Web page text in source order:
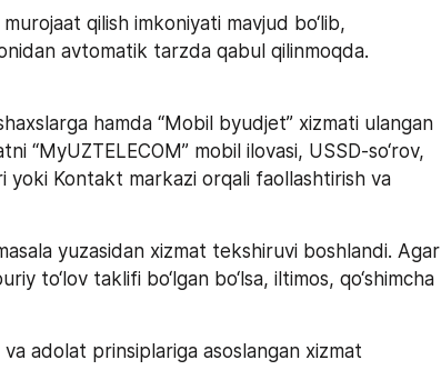
qilish imkoniyati mavjud bo‘lib,
avtomatik tarzda qabul qilinmoqda.
hamda “Mobil byudjet” xizmati ulangan
“MyUZTELECOM” mobil ilovasi, USSD-so‘rov,
yoki Kontakt markazi orqali faollashtirish va
yuzasidan xizmat tekshiruvi boshlandi. Agar
to‘lov taklifi bo‘lgan bo‘lsa, iltimos, qo‘shimcha
adolat prinsiplariga asoslangan xizmat